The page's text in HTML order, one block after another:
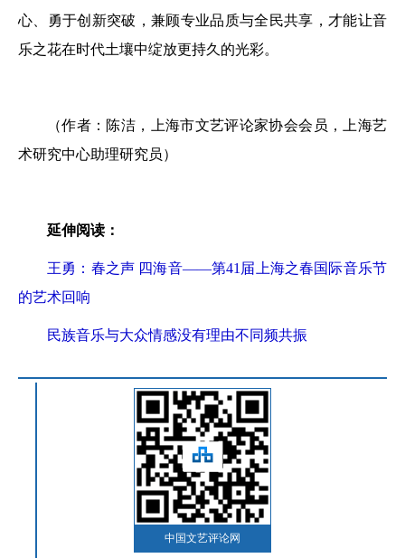
心、勇于创新突破，兼顾专业品质与全民共享，才能让音
乐之花在时代土壤中绽放更持久的光彩。
（作者：陈洁，上海市文艺评论家协会会员，上海艺
术研究中心助理研究员）
延伸阅读：
王勇：春之声 四海音——第41届上海之春国际音乐节
的艺术回响
民族音乐与大众情感没有理由不同频共振
中国文艺评论网